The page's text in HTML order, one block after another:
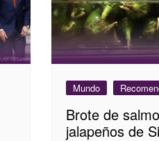
Mundo
Brote de
jalapeños de